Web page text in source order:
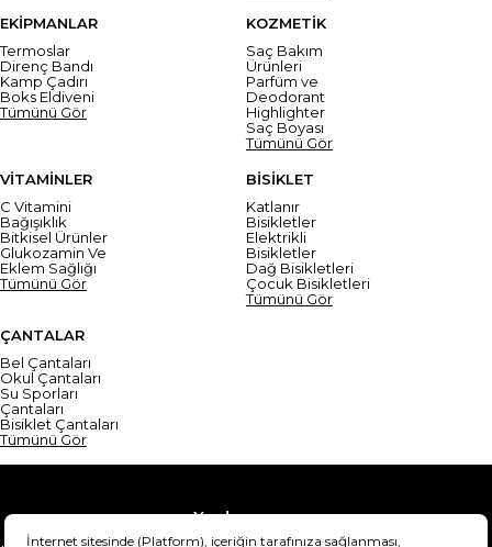
EKİPMANLAR
Termoslar
Direnç Bandı
Kamp Çadırı
Boks Eldiveni
Tümünü Gör
KOZMETİK
Saç Bakım
Ürünleri
Parfüm ve
Deodorant
Highlighter
Saç Boyası
Tümünü Gör
VİTAMİNLER
C Vitamini
Bağışıklık
Bitkisel Ürünler
Glukozamin Ve
Eklem Sağlığı
Tümünü Gör
BİSİKLET
Katlanır
Bisikletler
Elektrikli
Bisikletler
Dağ Bisikletleri
Çocuk Bisikletleri
Tümünü Gör
ÇANTALAR
Bel Çantaları
Okul Çantaları
Su Sporları
Çantaları
Bisiklet Çantaları
Tümünü Gör
Yardım